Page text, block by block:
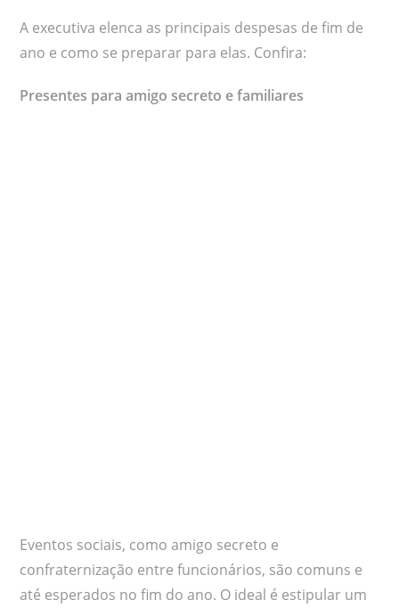
A executiva elenca as principais despesas de fim de
ano e como se preparar para elas. Confira:
Presentes para amigo secreto e familiares
Eventos sociais, como amigo secreto e
confraternização entre funcionários, são comuns e
até esperados no fim do ano. O ideal é estipular um